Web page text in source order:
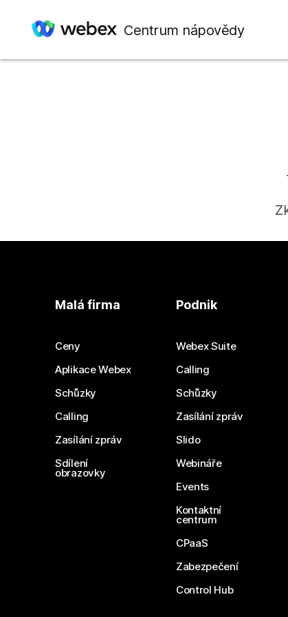
Centrum nápovědy
Malá firma
Ceny
Aplikace Webex
Schůzky
Calling
Zasílání zpráv
Sdílení
obrazovky
Podnik
Webex Suite
Calling
Schůzky
Zasílání zpráv
Slido
Webináře
Events
Kontaktní
centrum
CPaaS
Zabezpečení
Control Hub